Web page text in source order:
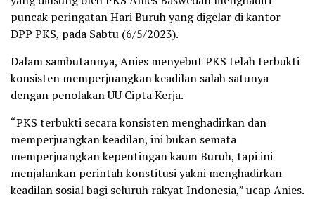
puncak peringatan Hari Buruh yang digelar di kantor
DPP PKS, pada Sabtu (6/5/2023).
Dalam sambutannya, Anies menyebut PKS telah terbukti
konsisten memperjuangkan keadilan salah satunya
dengan penolakan UU Cipta Kerja.
“PKS terbukti secara konsisten menghadirkan dan
memperjuangkan keadilan, ini bukan semata
memperjuangkan kepentingan kaum Buruh, tapi ini
menjalankan perintah konstitusi yakni menghadirkan
keadilan sosial bagi seluruh rakyat Indonesia,” ucap Anies.